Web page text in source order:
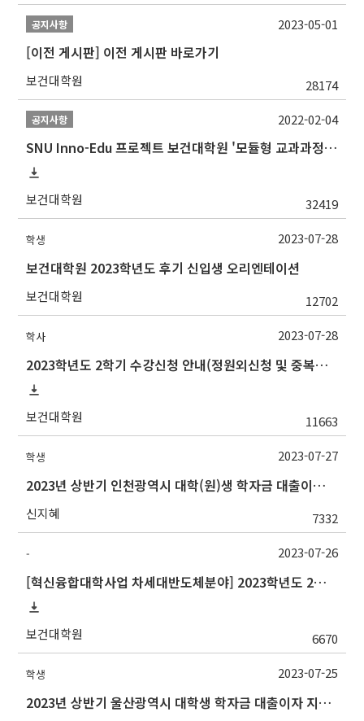
공지사항
[이전 게시판] 이전 게시판 바로가기
보건대학원 28174
2023-05-01
공지사항
SNU Inno-Edu 프로젝트 보건대학원 '모듈형 교과과정' 안내(revised 2022/2/28)
보건대학원 32419
2022-02-04
학생
보건대학원 2023학년도 후기 신입생 오리엔테이션
보건대학원 12702
2023-07-28
학사
2023학년도 2학기 수강신청 안내(정원외신청 및 중복수강신청 포함)
보건대학원 11663
2023-07-28
학생
2023년 상반기 인천광역시 대학(원)생 학자금 대출이자 지원사업 안내
신지혜 7332
2023-07-27
-
[혁신융합대학사업 차세대반도체분야] 2023학년도 2학기 대구대학교 교류 수학 안내
보건대학원 6670
2023-07-26
학생
2023년 상반기 울산광역시 대학생 학자금 대출이자 지원사업 안내
2023-07-25